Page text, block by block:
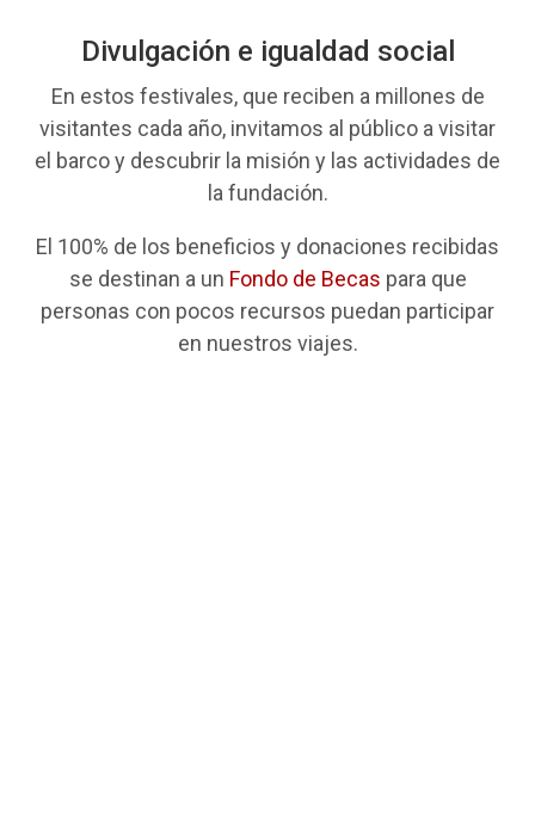
Divulgación e igualdad social
En estos festivales, que reciben a millones de
visitantes cada año, invitamos al público a visitar
el barco y descubrir la misión y las actividades de
la fundación.
El 100% de los beneficios y donaciones recibidas
se destinan a un Fondo de Becas para que
personas con pocos recursos puedan participar
en nuestros viajes.